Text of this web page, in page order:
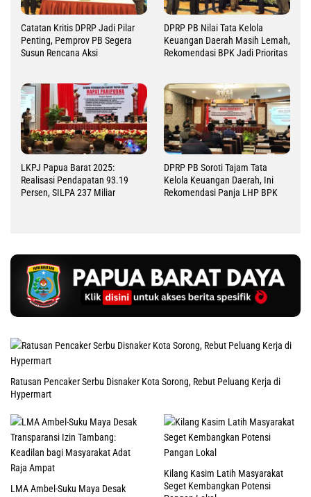
Catatan Kritis DPRP Jadi Pilar
Penting, Pemprov PB Segera
Susun Rencana Aksi
DPRP PB Nilai Tata Kelola
Keuangan Daerah Masih Lemah,
Rekomendasi BPK Jadi Prioritas
LKPJ Papua Barat 2025:
Realisasi Pendapatan 93.19
Persen, SILPA 237 Miliar
DPRP PB Soroti Tajam Tata
Kelola Keuangan Daerah, Ini
Rekomendasi Panja LHP BPK
Ratusan Pencaker Serbu Disnaker Kota Sorong, Rebut Peluang Kerja di
Hypermart
LMA Ambel-Suku Maya Desak
Kilang Kasim Latih Masyarakat
Seget Kembangkan Potensi